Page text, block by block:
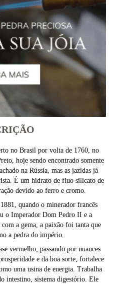
no Brasil por volta de 1760, no
hoje sendo encontrado somente
na Rússia, mas as jazidas já
É um hidrato de fluo silicato de
devido ao ferro e cromo.
quando o minerador francês
o Imperador Dom Pedro II e a
a gema, a paixão foi tanta que
a pedra do império.
vermelho, passando por nuances
e da boa sorte, fortalece
uma usina de energia. Trabalha
intestino, sistema digestório. Ele